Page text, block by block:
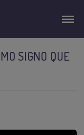
SIGNO QUE